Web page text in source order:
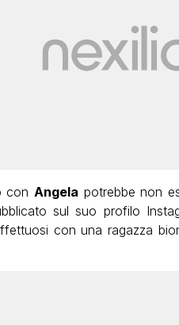
con Angela potrebbe non
sul suo profilo
con una ragazza